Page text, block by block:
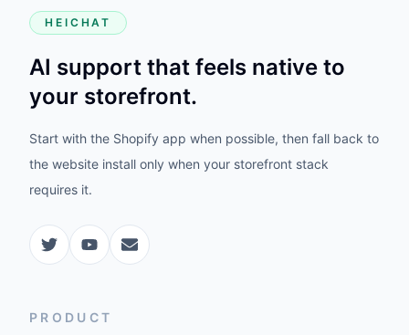
HEICHAT
AI support that feels native to
your storefront.
Start with the Shopify app when possible, then fall back to
the website install only when your storefront stack
requires it.
PRODUCT